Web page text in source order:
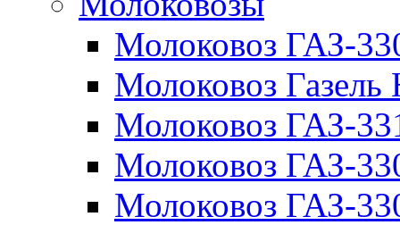
Молоковоз ГАЗ-
Молоковоз
Молоковоз ГАЗ-
Молоковоз ГАЗ-
Молоковоз ГАЗ-